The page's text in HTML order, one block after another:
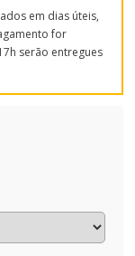
em dias úteis,
for
serão entregues